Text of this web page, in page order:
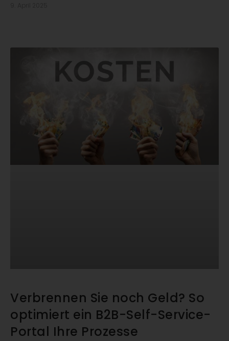
Verbrennen Sie noch Geld? So
optimiert ein B2B-Self-Service-
Portal Ihre Prozesse